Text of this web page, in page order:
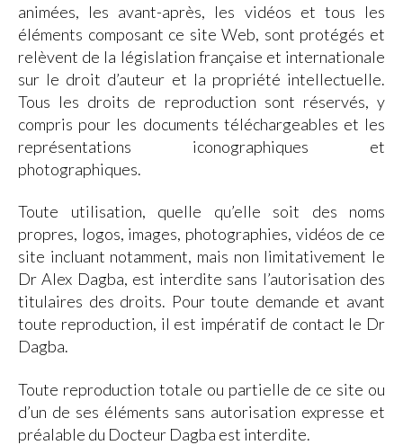
animées, les avant-après, les vidéos et tous les
éléments composant ce site Web, sont protégés et
relèvent de la législation française et internationale
sur le droit d’auteur et la propriété intellectuelle.
Tous les droits de reproduction sont réservés, y
compris pour les documents téléchargeables et les
représentations iconographiques et
photographiques.
Toute utilisation, quelle qu’elle soit des noms
propres, logos, images, photographies, vidéos de ce
site incluant notamment, mais non limitativement le
Dr Alex Dagba, est interdite sans l’autorisation des
titulaires des droits. Pour toute demande et avant
toute reproduction, il est impératif de contact le Dr
Dagba.
Toute reproduction totale ou partielle de ce site ou
d’un de ses éléments sans autorisation expresse et
préalable du Docteur Dagba est interdite.